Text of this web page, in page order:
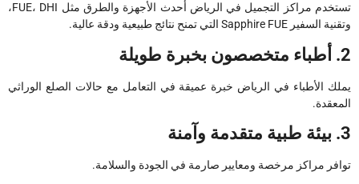
تستخدم مراكز التجميل في الرياض أحدث الأجهزة والطرق مثل FUE، DHI،
وتقنية السفير Sapphire FUE التي تمنح نتائج طبيعية ودقة عالية.
2. أطباء متخصصون بخبرة طويلة
يملك الأطباء في الرياض خبرة عميقة في التعامل مع حالات الصلع الوراثي
المعقدة.
3. بيئة طبية متقدمة وآمنة
توافر مراكز مرخصة ومعايير صارمة في الجودة والسلامة.